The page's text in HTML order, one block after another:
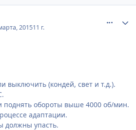
201511 г.
выключить (кондей, свет и т.д.).
поднять обороты выше 4000 об/мин.
адаптации.
должны упасть.